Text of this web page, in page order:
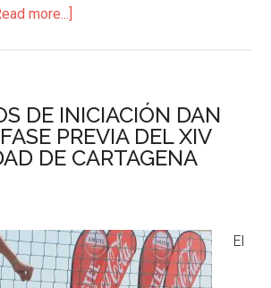
more...]
DE INICIACIÓN DAN
PREVIA DEL XIV
DE CARTAGENA
El